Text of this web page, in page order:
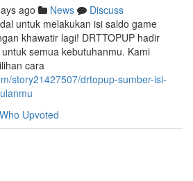
ago News
Discuss
untuk melakukan isi saldo game
khawatir lagi! DRTTOPUP hadir
semua kebutuhanmu. Kami
cara
story21427507/drtopup-sumber-isi-
Who Upvoted